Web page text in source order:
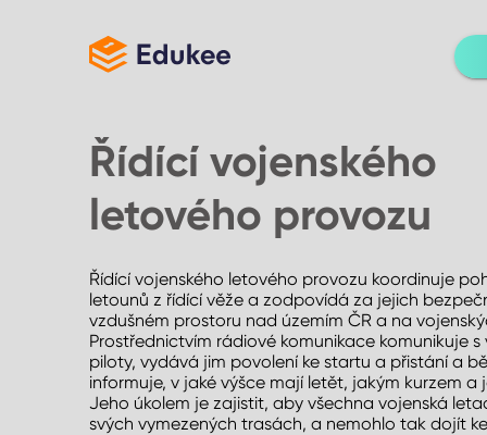
Řídící vojenského
letového provozu
Řídící vojenského letového provozu koordinuje
letounů z řídící věže a zodpovídá za jejich
vzdušném prostoru nad územím ČR a na
Prostřednictvím rádiové komunikace komunikuje s
piloty, vydává jim povolení ke startu a přistání a
informuje, v jaké výšce mají letět, jakým kurzem a
Jeho úkolem je zajistit, aby všechna vojenská
svých vymezených trasách, a nemohlo tak dojít